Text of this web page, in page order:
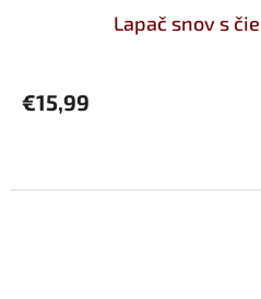
Lapač snov s
€15,99